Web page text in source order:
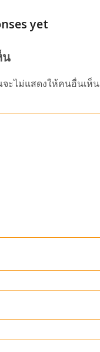
yet
น
ะไม่แสดงให้คนอื่นเห็น